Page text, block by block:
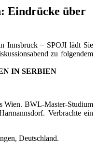
Eindrücke über
Innsbruck – SPOJI lädt Sie
zu folgendem
IN SERBIEN
Wien. BWL-Master-Studium
Verbrachte ein
Deutschland.